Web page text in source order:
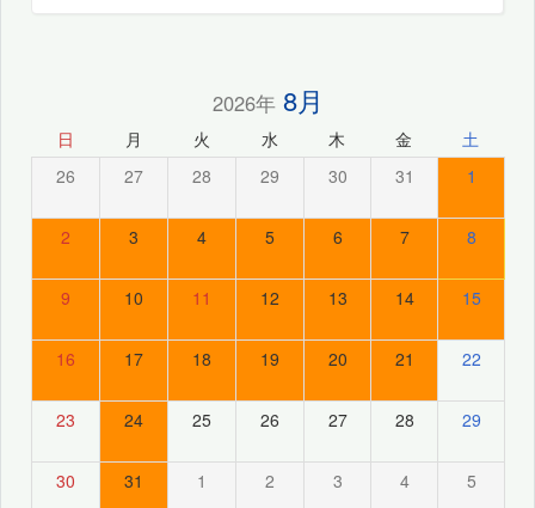
2026年8月
日 月 火 水 木 金 土
26 27 28 29 30 31 1
2 3 4 5 6 7 8
9 10 11 12 13 14 15
16 17 18 19 20 21 22
23 24 25 26 27 28 29
30 31 1 2 3 4 5